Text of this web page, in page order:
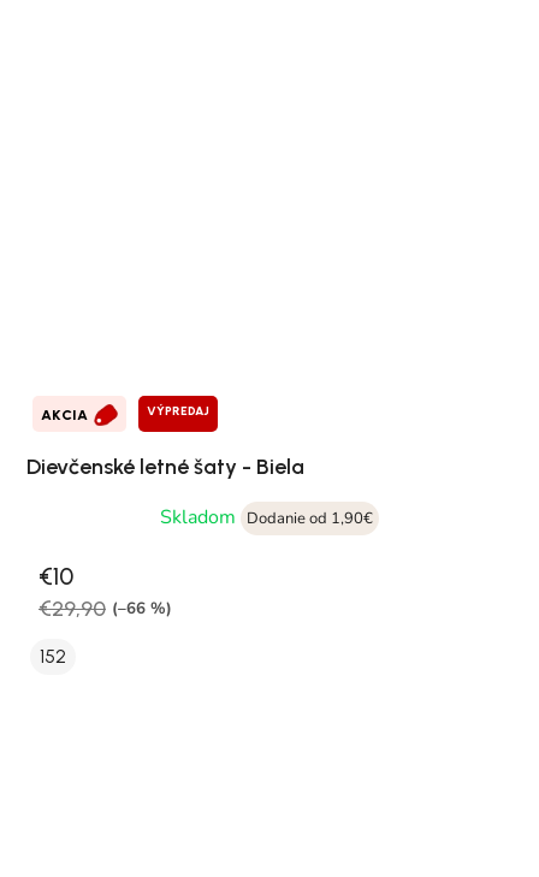
AKCIA VÝPREDAJ
Dievčenské letné šaty - Biela
Skladom
Dodanie od 1,90€
€10
€29,90 (–66 %)
152